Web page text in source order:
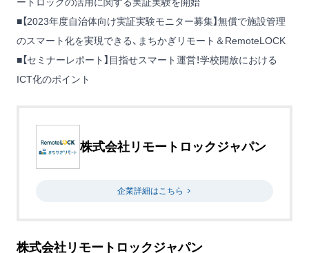
■【2023年度自治体向け実証実験モニター募集】無償で施設管理
のスマート化を実現できる、まちかぎリモート＆RemoteLOCK
■【セミナーレポート】目指せスマート運営！学校開放における
ICT化のポイント
株式会社リモートロックジャパン
企業詳細はこちら
株式会社リモートロックジャパン